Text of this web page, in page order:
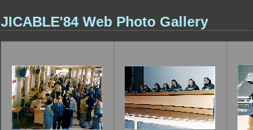
JICABLE'84 Web Photo Gallery
1 2 3